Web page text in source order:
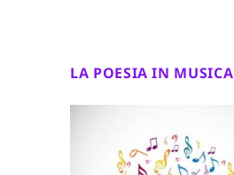
LA POESIA IN MUSICA